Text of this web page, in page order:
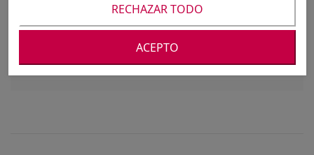
Para ver nuestros precios debes registrarte o
RECHAZAR TODO
ACEPTO